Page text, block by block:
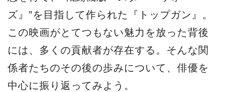
ズ』”を目指して作られた『トップガン』。
この映画がとてつもない魅力を放った背後
には、多くの貢献者が存在する。そんな関
係者たちのその後の歩みについて、俳優を
中心に振り返ってみよう。